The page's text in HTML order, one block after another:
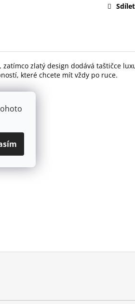
Sdílet
zlatý design dodává taštičce
které chcete mít vždy po ruce.